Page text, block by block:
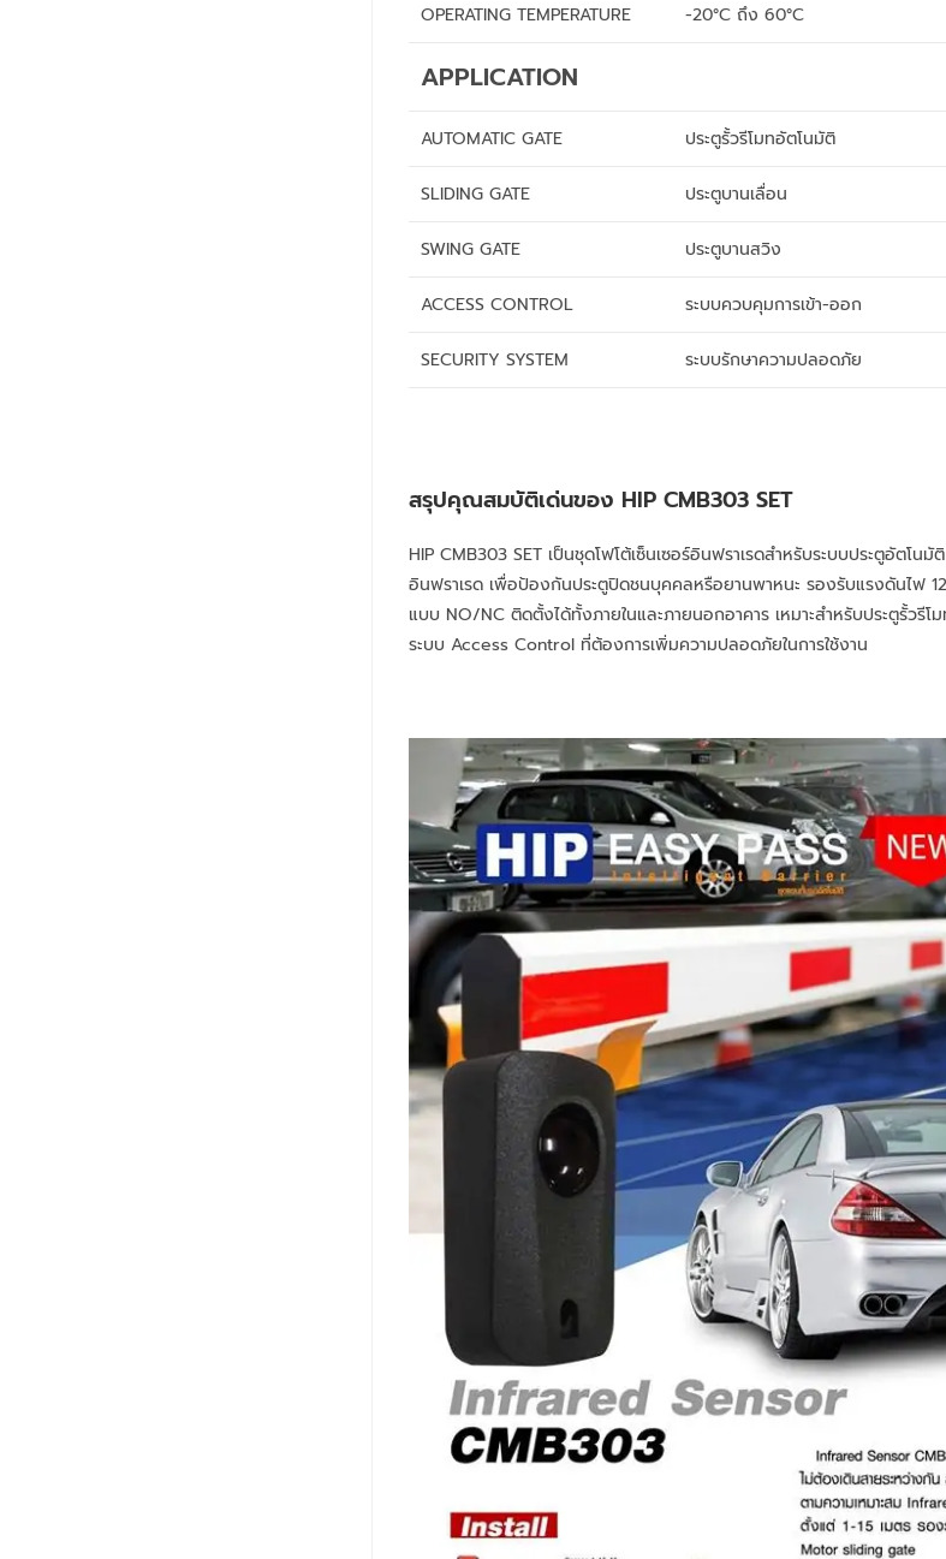
OPERATING TEMPERATURE -20°C ถึง 60°C
APPLICATION
AUTOMATIC GATE ประตูรั้วรีโมทอัตโนมัติ
SLIDING GATE ประตูบานเลื่อน
SWING GATE ประตูบานสวิง
ACCESS CONTROL ระบบควบคุมการเข้า-ออก
SECURITY SYSTEM ระบบรักษาความปลอดภัย
สรุปคุณสมบัติเด่นของ HIP CMB303 SET
HIP CMB303 SET เป็นชุดโฟโต้เซ็นเซอร์อินฟราเรดสำหรับระบบประตูอัตโ
อินฟราเรด เพื่อป้องกันประตูปิดชนบุคคลหรือยานพาหนะ รองรับแรงดันไฟ
แบบ NO/NC ติดตั้งได้ทั้งภายในและภายนอกอาคาร เหมาะสำหรับประตูรั้วรีโ
ระบบ Access Control ที่ต้องการเพิ่มความปลอดภัยในการใช้งาน